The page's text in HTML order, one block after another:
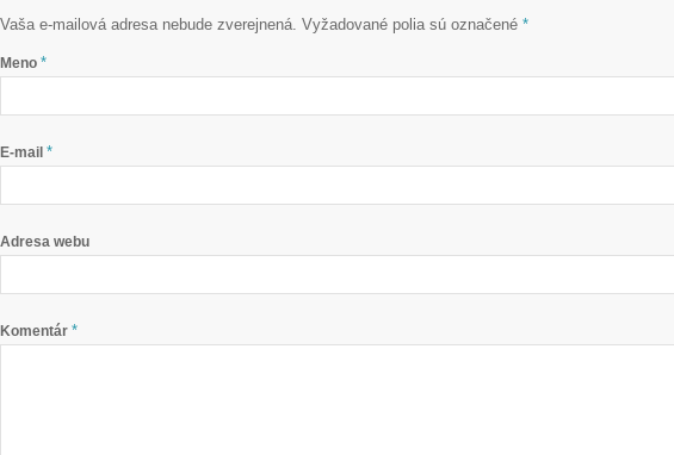
Vaša e-mailová adresa nebude zverejnená. Vyžadované polia sú označené *
Meno *
E-mail *
Adresa webu
Komentár *